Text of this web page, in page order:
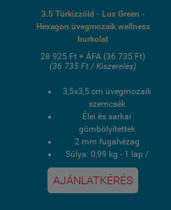
3.5 Türkizzöld - Lux Green -
Hexagon üvegmozaik wellness
burkolat
28 925 Ft + ÁFA (36 735 Ft)
(36 735 Ft / Kiszerelés)
3,5x3,5 cm üvegmozaik
szemcsék
Élei és sarkai
gömbölyítettek
2 mm fugahézag
Súlya: 0,99 kg - 1 lap /
9,93 kg - 1 doboz
1 doboz 0,87 négyzetmér
/ 10 lap
AJÁNLATKÉRÉS